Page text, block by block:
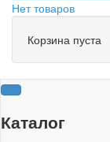
Нет товаров
Корзина пуста
Каталог